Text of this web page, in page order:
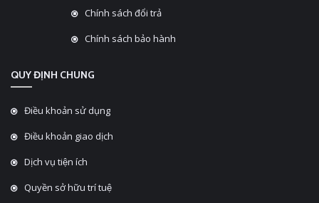
Chính sách đổi trả
Chính sách bảo hành
QUY ĐỊNH CHUNG
Điều khoản sử dụng
Điều khoản giao dịch
Dịch vụ tiện ích
Quyền sở hữu trí tuệ